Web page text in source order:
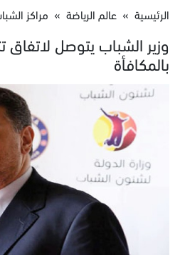
الرئيسية » عالم الرياضة » مراكز
وزير الشباب يتوصل لاتفاق
بالمكافأة